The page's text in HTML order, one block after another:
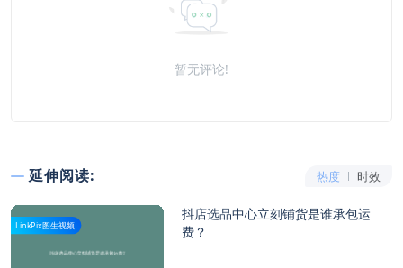
暂无评论!
延伸阅读: 热度 时效
LinkPix图生视频
抖店选品中心立刻铺货是谁承包运
费？